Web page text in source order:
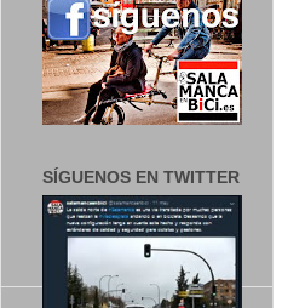
SÍGUENOS EN TWITTER